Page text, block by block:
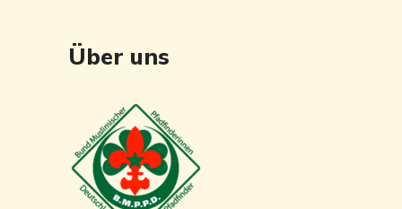
Über uns